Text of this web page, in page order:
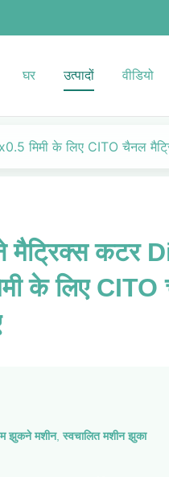
घर उत्पादों वीडियो
मिमी के लिए CITO चैनल
मैट्रिक्स कटर
के लिए CITO
झुकने मशीन,स्वचालित मशीन झुका